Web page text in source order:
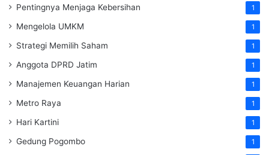
Pentingnya Menjaga Kebersihan 1
Mengelola UMKM 1
Strategi Memilih Saham 1
Anggota DPRD Jatim 1
Manajemen Keuangan Harian 1
Metro Raya 1
Hari Kartini 1
Gedung Pogombo 1